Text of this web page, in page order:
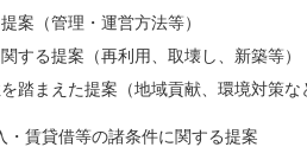
案（管理・運営方法等）
する提案（再利用、取壊し、新築等）
踏まえた提案（地域貢献、環境対策な
・賃貸借等の諸条件に関する提案